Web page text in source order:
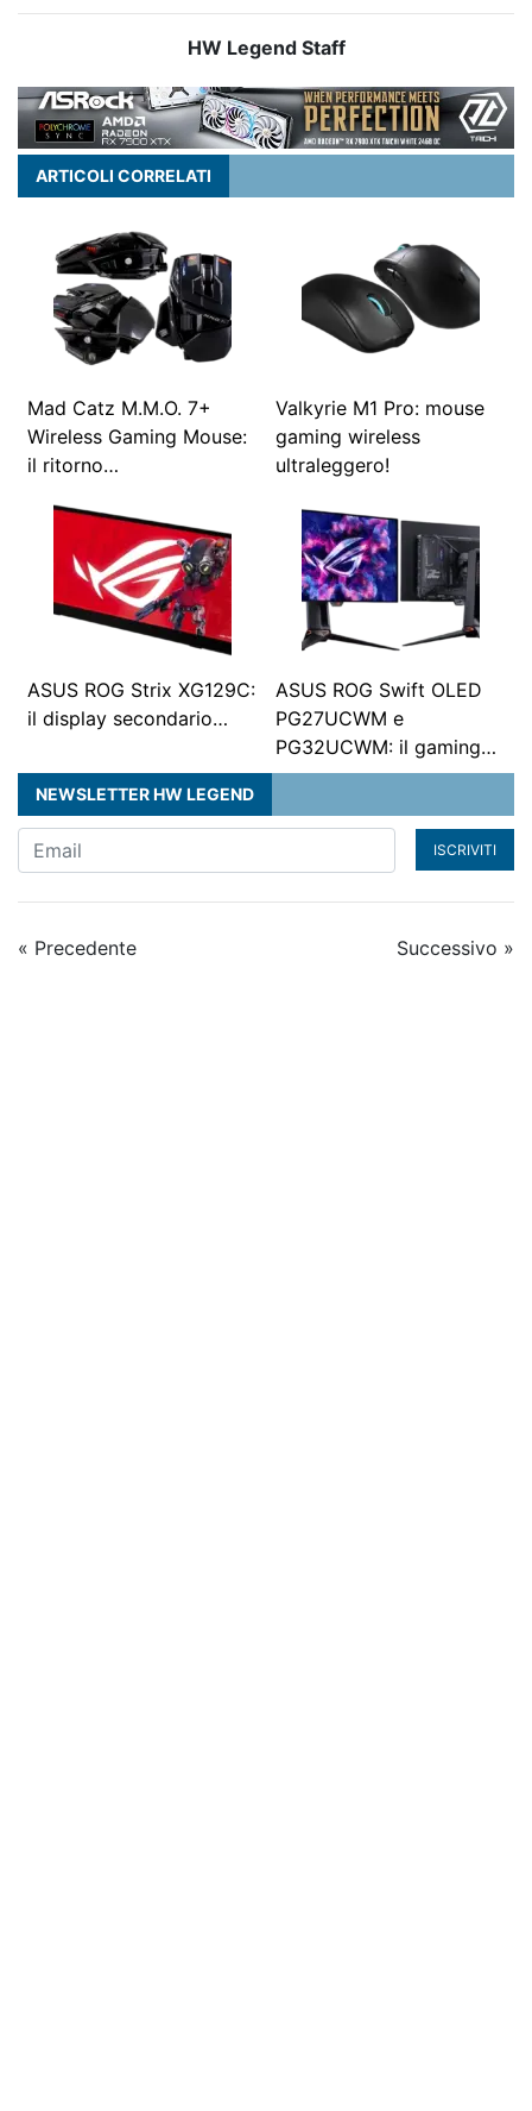
HW Legend Staff
ARTICOLI CORRELATI
Mad Catz M.M.O. 7+
Wireless Gaming Mouse:
il ritorno…
Valkyrie M1 Pro: mouse
gaming wireless
ultraleggero!
ASUS ROG Strix XG129C:
il display secondario…
ASUS ROG Swift OLED
PG27UCWM e
PG32UCWM: il gaming…
NEWSLETTER HW LEGEND
ISCRIVITI
« Precedente Successivo »